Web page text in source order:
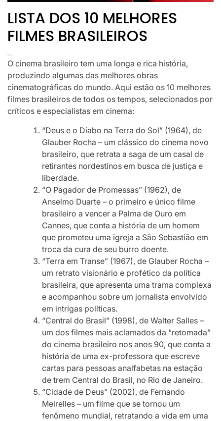
LISTA DOS 10 MELHORES
FILMES BRASILEIROS
O cinema brasileiro tem uma longa e rica história,
produzindo algumas das melhores obras
cinematográficas do mundo. Aqui estão os 10 melhores
filmes brasileiros de todos os tempos, selecionados por
críticos e especialistas em cinema:
“Deus e o Diabo na Terra do Sol” (1964), de
Glauber Rocha – um clássico do cinema novo
brasileiro, que retrata a saga de um casal de
retirantes nordestinos em busca de justiça e
liberdade.
“O Pagador de Promessas” (1962), de
Anselmo Duarte – o primeiro e único filme
brasileiro a vencer a Palma de Ouro em
Cannes, que conta a história de um homem
que prometeu uma igreja a São Sebastião em
troca da cura de seu burro doente.
“Terra em Transe” (1967), de Glauber Rocha –
um retrato visionário e profético da política
brasileira, que apresenta uma trama complexa
e acompanhou sobre um jornalista envolvido
em intrigas políticas.
“Central do Brasil” (1998), de Walter Salles –
um dos filmes mais aclamados da “retomada”
do cinema brasileiro nos anos 90, que conta a
história de uma ex-professora que escreve
cartas para pessoas analfabetas na estação
de trem Central do Brasil, no Rio de Janeiro.
“Cidade de Deus” (2002), de Fernando
Meirelles – um filme que se tornou um
fenômeno mundial, retratando a vida em uma